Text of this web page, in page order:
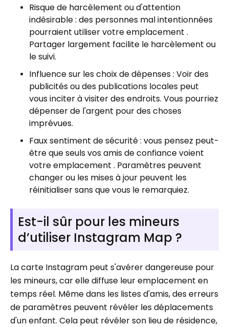
Risque de harcèlement ou d'attention
indésirable : des personnes mal intentionnées
pourraient utiliser votre emplacement .
Partager largement facilite le harcèlement ou
le suivi.
Influence sur les choix de dépenses : Voir des
publicités ou des publications locales peut
vous inciter à visiter des endroits. Vous pourriez
dépenser de l'argent pour des choses
imprévues.
Faux sentiment de sécurité : vous pensez peut-
être que seuls vos amis de confiance voient
votre emplacement . Paramètres peuvent
changer ou les mises à jour peuvent les
réinitialiser sans que vous le remarquiez.
Est-il sûr pour les mineurs
d’utiliser Instagram Map ?
La carte Instagram peut s'avérer dangereuse pour
les mineurs, car elle diffuse leur emplacement en
temps réel. Même dans les listes d'amis, des erreurs
de paramètres peuvent révéler les déplacements
d'un enfant. Cela peut révéler son lieu de résidence,